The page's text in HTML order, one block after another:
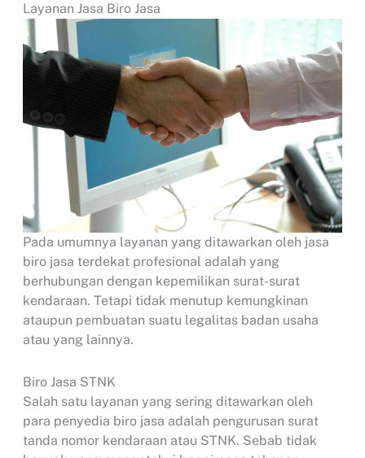
Layanan Jasa Biro Jasa
Pada umumnya layanan yang ditawarkan oleh jasa
biro jasa terdekat profesional adalah yang
berhubungan dengan kepemilikan surat-surat
kendaraan. Tetapi tidak menutup kemungkinan
ataupun pembuatan suatu legalitas badan usaha
atau yang lainnya.
Biro Jasa STNK
Salah satu layanan yang sering ditawarkan oleh
para penyedia biro jasa adalah pengurusan surat
tanda nomor kendaraan atau STNK. Sebab tidak